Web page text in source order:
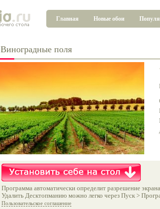
Главная Новые обои
Виноградные поля
Программа автоматически определит разрешение
Удалить Десктопманию можно легко через Пуск >
Пользовательское соглашение